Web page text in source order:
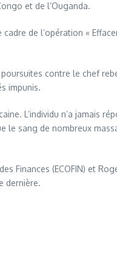
et de l’Ouganda.
de l’opération «
contre le chef
impunis.
L’individu n’a jamais
le sang de nombreux
Finances (ECOFIN) et
dernière.